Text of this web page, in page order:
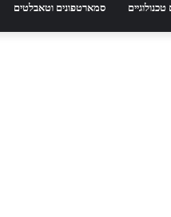
טכנולוגיים סמארטפונים וטאבלטים